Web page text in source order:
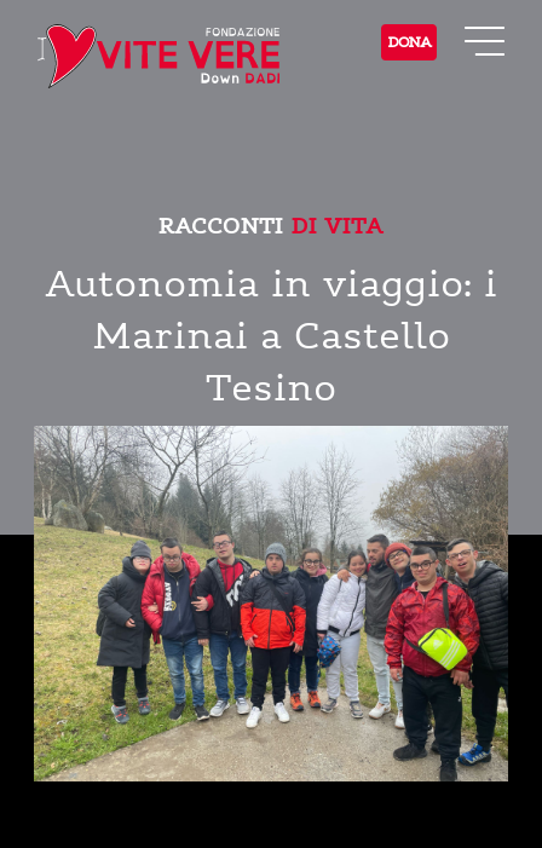
DONA
RACCONTI DI VITA
Autonomia in viaggio: i
Marinai a Castello
Tesino